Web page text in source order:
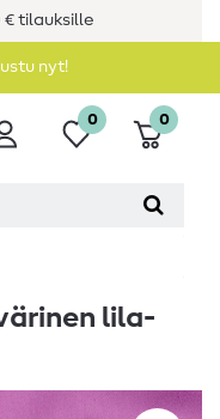
€ tilauksille
nyt!
0 0
lila-